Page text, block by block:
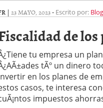
cómo
cambiando
gestión
del
ahorro
en
España
| 23 MAYO, 2023- Escrito por:
de los
tu empresa un
tÃº un dinero
en los planes de
casos, te interesa
impuestos